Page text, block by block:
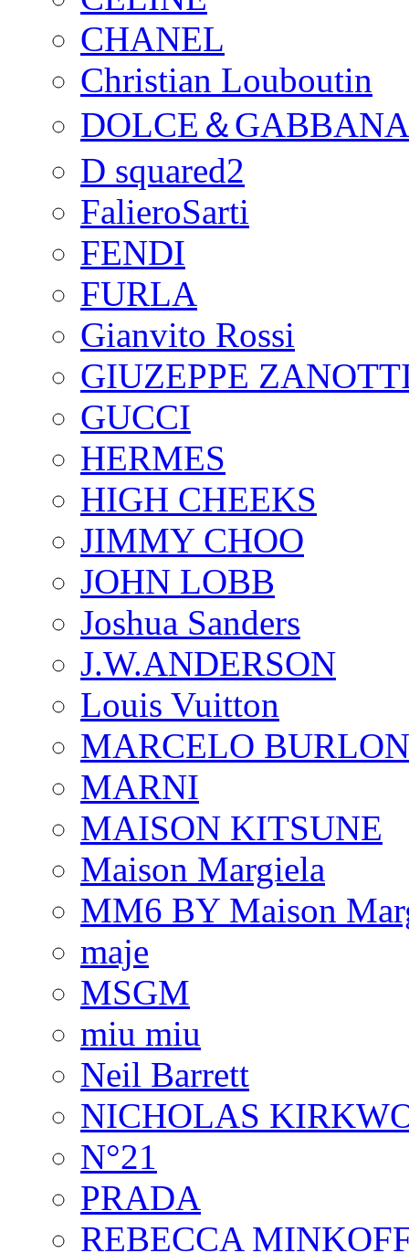
CHANEL
Christian Louboutin
DOLCE＆GABBANA
D squared2
FalieroSarti
FENDI
FURLA
Gianvito Rossi
GIUZEPPE
GUCCI
HERMES
HIGH CHEEKS
JIMMY CHOO
JOHN LOBB
Joshua Sanders
J.W.ANDERSON
Louis Vuitton
MARCELO
MARNI
MAISON KITSUNE
Maison Margiela
MM6 BY Maison
maje
MSGM
miu miu
Neil Barrett
NICHOLAS
N°21
PRADA
REBECCA